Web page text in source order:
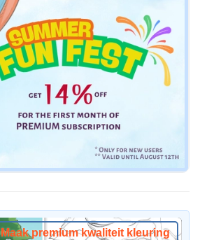
Maak premium kwaliteit kleuring